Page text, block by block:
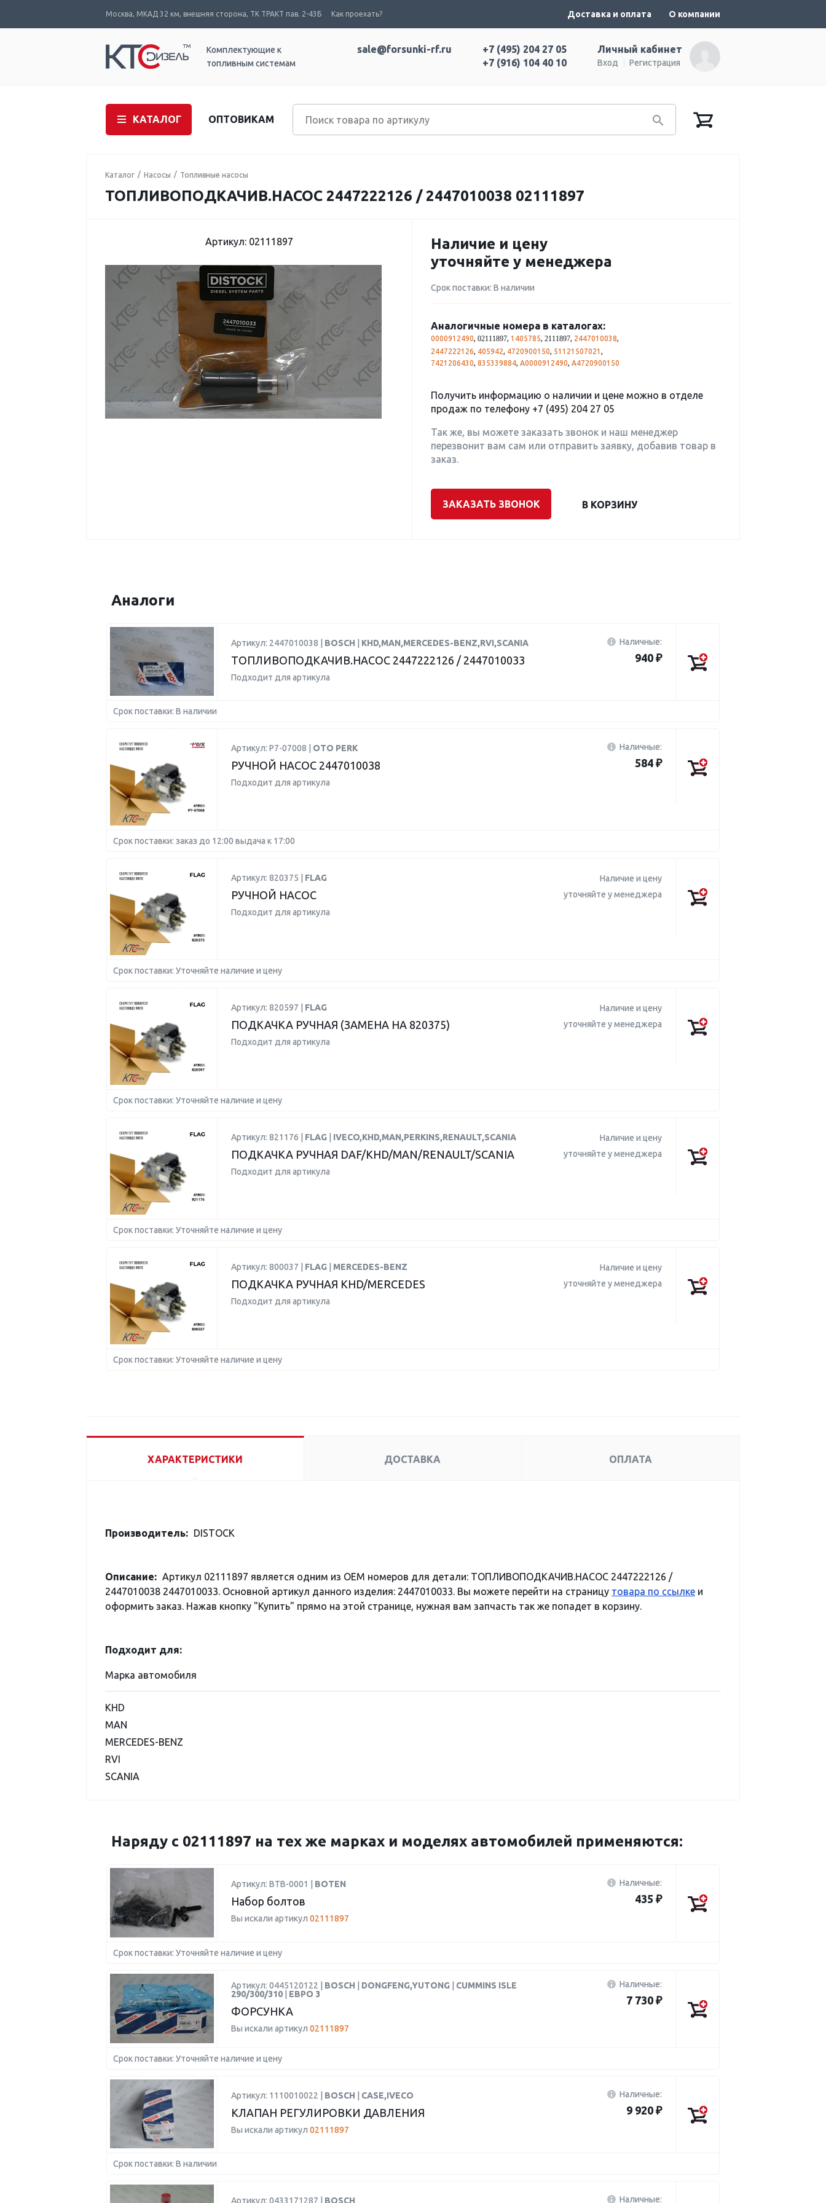
Москва, МКАД 32 км, внешняя сторона, ТК ТРАКТ пав. 2-43Б Как проехать? Доставка и оплата О компании
Комплектующие к
топливным системам
Личный кабинет
Вход Регистрация
+7 (495) 204 27 05
+7 (916) 104 40 10
sale@forsunki-rf.ru
КАТАЛОГ ОПТОВИКАМ
Каталог Насосы Топливные насосы
ТОПЛИВОПОДКАЧИВ.НАСОС 2447222126 / 2447010038 02111897
Артикул: 02111897
Наличие и цену
уточняйте у менеджера
Срок поставки: В наличии
Аналогичные номера в каталогах:
0000912490, 02111897, 1405785, 2111897, 2447010038,
2447222126, 405942, 4720900150, 51121507021 ,
7421206430, 835339884, A0000912490, A4720900150
Получить информацию о наличии и цене можно в отделе
продаж по телефону +7 (495) 204 27 05
Так же, вы можете заказать звонок и наш менеджер
перезвонит вам сам или отправить заявку, добавив товар в
заказ.
ЗАКАЗАТЬ ЗВОНОК В КОРЗИНУ
Аналоги
Артикул: 2447010038 | BOSCH KHD,MAN,MERCEDES-BENZ,RVI,SCANIA
ТОПЛИВОПОДКАЧИВ.НАСОС 2447222126 / 2447010033
Подходит для артикула
Наличные:
940 ₽
Срок поставки: В наличии
Артикул: P7-07008 | OTO PERK
РУЧНОЙ НАСОС 2447010038
Подходит для артикула
Наличные:
584 ₽
Срок поставки: заказ до 12:00 выдача к 17:00
Артикул: 820375 | FLAG
РУЧНОЙ НАСОС
Подходит для артикула
Наличие и цену
уточняйте у менеджера
Срок поставки: Уточняйте наличие и цену
Артикул: 820597 | FLAG
ПОДКАЧКА РУЧНАЯ (ЗАМЕНА НА 820375)
Подходит для артикула
Наличие и цену
уточняйте у менеджера
Срок поставки: Уточняйте наличие и цену
Артикул: 821176 | FLAG IVECO,KHD,MAN,PERKINS,RENAULT,SCANIA
ПОДКАЧКА РУЧНАЯ DAF/KHD/MAN/RENAULT/SCANIA
Подходит для артикула
Наличие и цену
уточняйте у менеджера
Срок поставки: Уточняйте наличие и цену
Артикул: 800037 | FLAG MERCEDES-BENZ
ПОДКАЧКА РУЧНАЯ KHD/MERCEDES
Подходит для артикула
Наличие и цену
уточняйте у менеджера
Срок поставки: Уточняйте наличие и цену
ХАРАКТЕРИСТИКИ ДОСТАВКА ОПЛАТА
Производитель: DISTOCK
Описание: Артикул 02111897 является одним из OEM номеров для детали: ТОПЛИВОПОДКАЧИВ.НАСОС 2447222126 /
2447010038 2447010033. Основной артикул данного изделия: 2447010033. Вы можете перейти на страницу товара по ссылке и
оформить заказ. Нажав кнопку "Купить" прямо на этой странице, нужная вам запчасть так же попадет в корзину.
Подходит для:
Марка автомобиля
KHD
MAN
MERCEDES-BENZ
RVI
SCANIA
Наряду с 02111897 на тех же марках и моделях автомобилей применяются:
Артикул: BTB-0001 | BOTEN
Набор болтов
Вы искали артикул 02111897
Наличные:
435 ₽
Срок поставки: Уточняйте наличие и цену
Артикул: 0445120122 | BOSCH DONGFENG,YUTONG
CUMMINS ISLE
290/300/310
ЕВРО 3
ФОРСУНКА
Вы искали артикул 02111897
Наличные:
7 730 ₽
Срок поставки: Уточняйте наличие и цену
Артикул: 1110010022 | BOSCH CASE,IVECO
КЛАПАН РЕГУЛИРОВКИ ДАВЛЕНИЯ
Вы искали артикул 02111897
Наличные:
9 920 ₽
Срок поставки: В наличии
Артикул: 0433171287 | BOSCH Наличные: